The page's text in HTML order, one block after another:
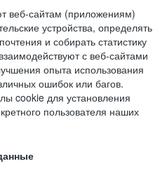
веб-сайтам (приложениям)
устройства, определять
и собирать статистику
с веб-сайтами
опыта использования
ошибок или багов.
cookie для установления
пользователя наших